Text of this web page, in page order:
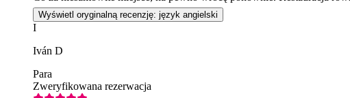
Wyświetl oryginalną recenzję: język angielski
I
Iván D
Para
Zweryfikowana rezerwacja